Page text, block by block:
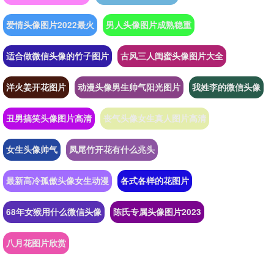
爱情头像图片2022最火 男人头像图片成熟稳重
适合做微信头像的竹子图片 古风三人闺蜜头像图片大全
洋火姜开花图片 动漫头像男生帅气阳光图片 我姓李的微信头像
丑男搞笑头像图片高清 丧气头像女生真人图片高清
女生头像帅气 凤尾竹开花有什么兆头
最新高冷孤傲头像女生动漫 各式各样的花图片
68年女猴用什么微信头像 陈氏专属头像图片2023
八月花图片欣赏